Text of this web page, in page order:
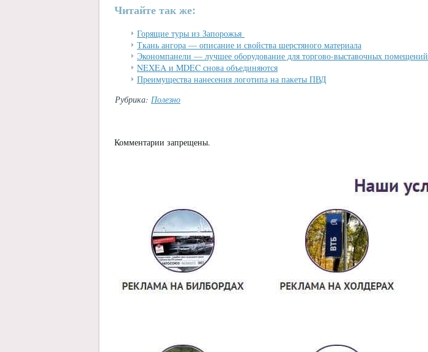
Читайте так же:
Горящие туры из Запорожья
Ткань ангора — описание и свойства шерстяного материала
Экономпанели — лучшее оборудование для торгово-выставочных помещений
NEXEA и MDEC снова объединяются
Преимущества нанесения логотипа на пакеты ПВД
Рубрика: Полезно
Комментарии запрещены.